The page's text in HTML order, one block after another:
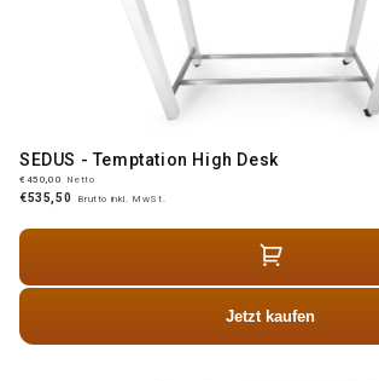
SEDUS - Temptation High Desk
€450,00 Netto
€535,50 Brutto inkl. MwSt.
Jetzt kaufen